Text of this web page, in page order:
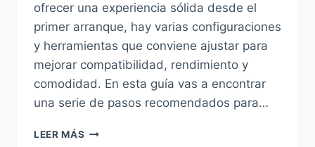
ofrecer una experiencia sólida desde el
primer arranque, hay varias configuraciones
y herramientas que conviene ajustar para
mejorar compatibilidad, rendimiento y
comodidad. En esta guía vas a encontrar
una serie de pasos recomendados para…
LEER MÁS QUÉ